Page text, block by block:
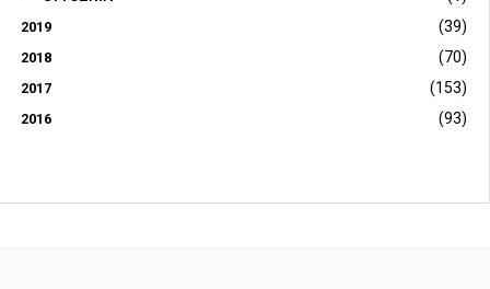
2019 (39)
2018 (70)
2017 (153)
2016 (93)